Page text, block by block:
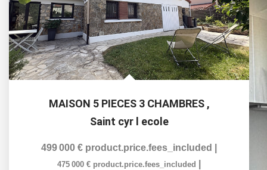
MAISON 5 PIECES 3 CHAMBRES ,
Saint cyr l ecole
499 000 € product.price.fees_included
475 000 € product.price.fees_included